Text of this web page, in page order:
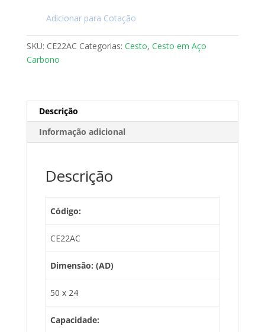
Adicionar para Cotação
SKU: CE22AC Categorias: Cesto, Cesto em Aço
Carbono
Descrição
Informação adicional
Descrição
Código:
CE22AC
Dimensão: (AD)
50 x 24
Capacidade: